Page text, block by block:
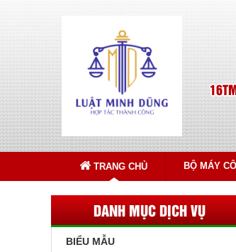
TRANG CHỦ BỘ MÁY
DANH MỤC DỊCH VỤ
BIỂU MẪU